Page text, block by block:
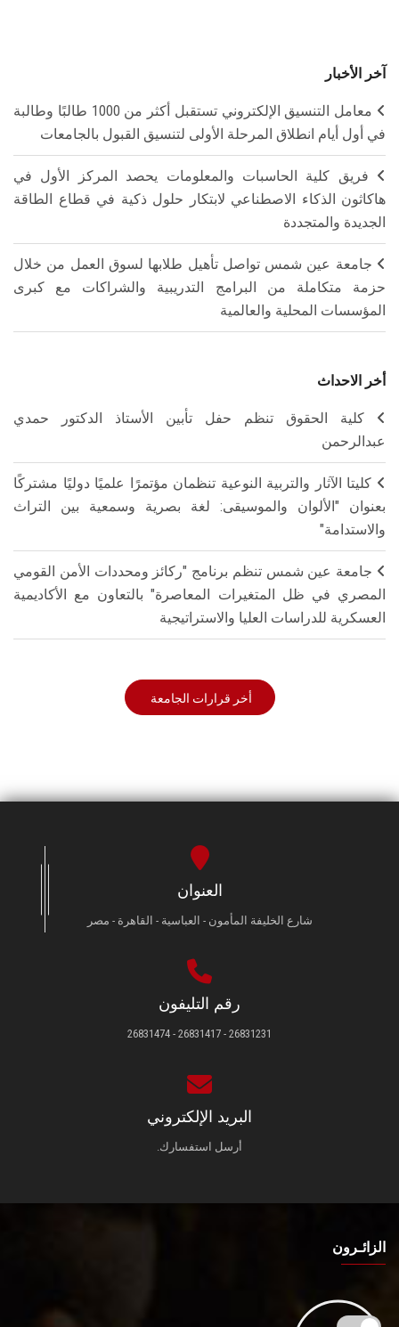
آخر الأخبار
معامل التنسيق الإلكتروني تستقبل أكثر من 1000 طالبًا وطالبة
في أول أيام انطلاق المرحلة الأولى لتنسيق القبول بالجامعات
فريق كلية الحاسبات والمعلومات يحصد المركز الأول في
هاكاثون الذكاء الاصطناعي لابتكار حلول ذكية في قطاع الطاقة
الجديدة والمتجددة
جامعة عين شمس تواصل تأهيل طلابها لسوق العمل من خلال
حزمة متكاملة من البرامج التدريبية والشراكات مع كبرى
المؤسسات المحلية والعالمية
أخر الاحداث
كلية الحقوق تنظم حفل تأبين الأستاذ الدكتور حمدي
عبدالرحمن
كليتا الآثار والتربية النوعية تنظمان مؤتمرًا علميًا دوليًا مشتركًا
بعنوان "الألوان والموسيقى: لغة بصرية وسمعية بين التراث
والاستدامة"
جامعة عين شمس تنظم برنامج "ركائز ومحددات الأمن القومي
المصري في ظل المتغيرات المعاصرة" بالتعاون مع الأكاديمية
العسكرية للدراسات العليا والاستراتيجية
أخر قرارات الجامعة
العنوان
شارع الخليفة المأمون - العباسية - القاهرة - مصر
رقم التليفون
26831231 - 26831417 - 26831474
البريد الإلكتروني
أرسل استفسارك.
الزائـرون